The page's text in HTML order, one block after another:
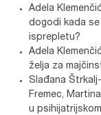
Adela
dogodi kada
isprepletu?
Adela
želja za
Slađana
Fremec,
u